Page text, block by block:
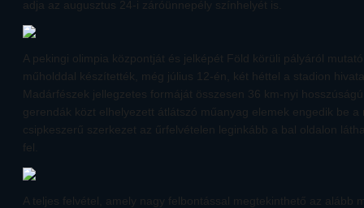
adja az augusztus 24-i záróünnepély színhelyét is.
A pekingi olimpia központját és jelképét Föld körüli pályáról
műholddal készítették, még július 12-én, két héttel a stadion
Madárfészek jellegzetes formáját összesen 36 km-nyi
gerendák közt elhelyezett átlátszó műanyag elemek engedik be a
csipkeszerű szerkezet az űrfelvételen leginkább a bal oldalon
fel.
A teljes felvétel, amely nagy felbontással megtekinthető az alább